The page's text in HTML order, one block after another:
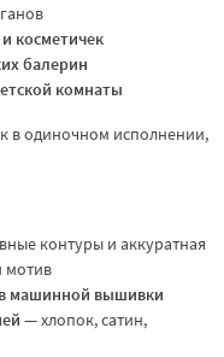
косметичек
балерин
комнаты
в одиночном исполнении,
контуры и аккуратная
мотив
машинной вышивки
— хлопок, сатин,